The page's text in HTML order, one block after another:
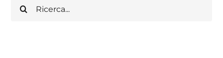
per: